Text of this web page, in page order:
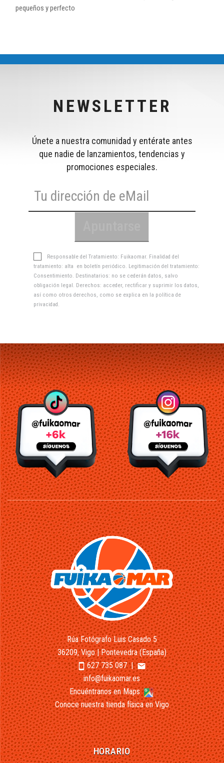
pequeños y perfecto
NEWSLETTER
Únete a nuestra comunidad y entérate antes
que nadie de lanzamientos, tendencias y
promociones especiales.
Responsable del Tratamiento: Fuikaomar. Finalidad del
tratamiento: alta en boletín periódico. Legitimación del tratamiento:
Consentimiento. Destinatarios: no se cederán datos, salvo
obligación legal. Derechos: acceder, rectificar y suprimir los datos,
así como otros derechos, como se explica en la política de
privacidad
Rúa Fotógrafo Luis Casado 5
36209, Vigo | Pontevedra (España)
smartphone627 735 087|email
info@fuikaomar.es
Encuéntranos en Maps
Conoce nuestra tienda física en Vigo
HORARIO